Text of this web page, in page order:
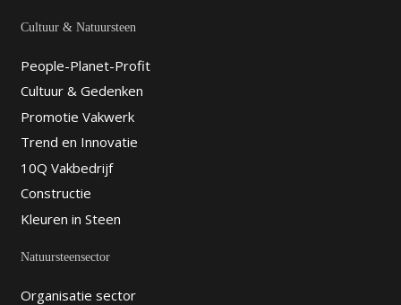
Cultuur & Natuursteen
People-Planet-Profit
Cultuur & Gedenken
Promotie Vakwerk
Trend en Innovatie
10Q Vakbedrijf
Constructie
Kleuren in Steen
Natuursteensector
Organisatie sector